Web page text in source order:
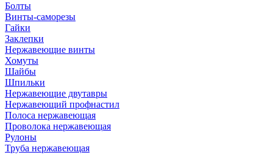
Болты
Винты-саморезы
Гайки
Заклепки
Нержавеющие винты
Хомуты
Шайбы
Шпильки
Нержавеющие двутавры
Нержавеющий профнастил
Полоса нержавеющая
Проволока нержавеющая
Рулоны
Труба нержавеющая